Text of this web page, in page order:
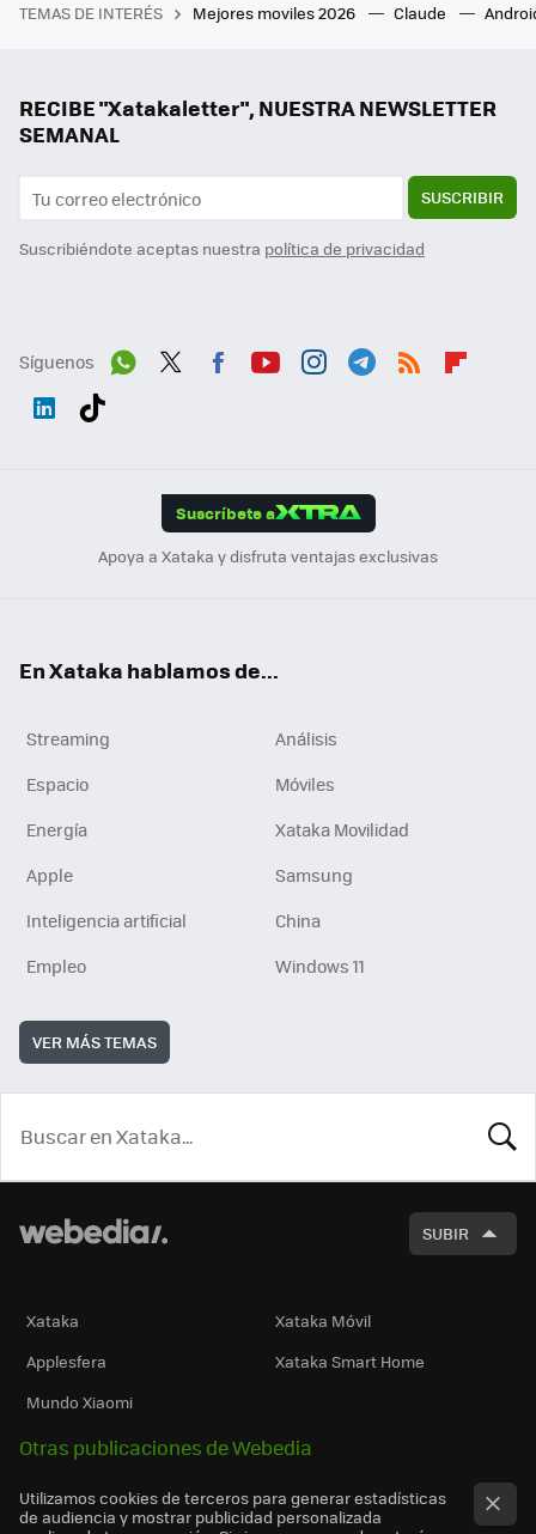
TEMAS DE INTERÉS Mejores moviles 2026 Claude
RECIBE "Xatakaletter", NUESTRA NEWSLETTER
SEMANAL
SUSCRIBIR
Suscribiéndote aceptas nuestra política de privacidad
Síguenos
Suscríbete a
Apoya a Xataka y disfruta ventajas exclusivas
En Xataka hablamos de...
Streaming
Análisis
Espacio
Móviles
Energía
Xataka Movilidad
Apple
Samsung
Inteligencia artificial
China
Empleo
Windows 11
VER MÁS TEMAS
SUBIR
Xataka
Xataka Móvil
Applesfera
Xataka Smart Home
Mundo Xiaomi
Otras publicaciones de Webedia
Utilizamos cookies de terceros para generar estadísticas
de audiencia y mostrar publicidad personalizada